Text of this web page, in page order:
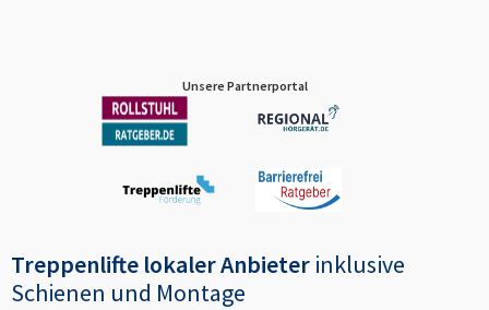
Unsere Partnerportal
Treppenlifte lokaler Anbieter inklusive
Schienen und Montage